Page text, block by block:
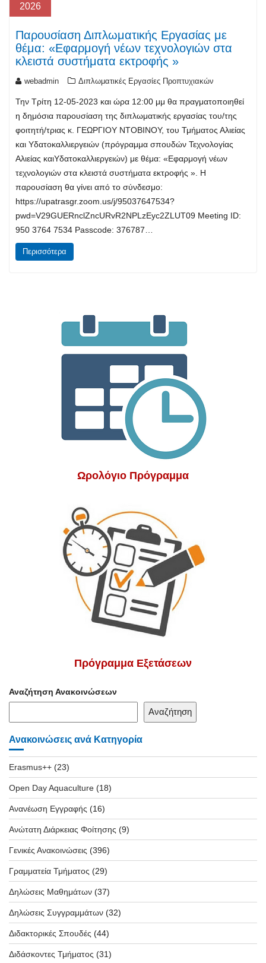
2026
Παρουσίαση Διπλωματικής Εργασίας με
θέμα: «Εφαρμογή νέων τεχνολογιών στα
κλειστά συστήματα εκτροφής »
webadmin Διπλωματικές Εργασίες Προπτυχιακών
Την Τρίτη 12-05-2023 και ώρα 12:00 μμ θα πραγματοποιηθεί
η δημόσια παρουσίαση της διπλωματικής εργασίας του/της
φοιτητή/τριας κ. ΓΕΩΡΓΙΟΥ ΝΤΟΒΙΝΟΥ, του Τμήματος Αλιείας
και Υδατοκαλλιεργειών (πρόγραμμα σπουδών Τεχνολογίας
Αλιείας καιΥδατοκαλλιεργειών) με θέμα: «Εφαρμογή νέων
τεχνολογιών στα κλειστά συστήματα εκτροφής ». Η
παρουσίαση θα γίνει από το σύνδεσμο:
https://upatrasgr.zoom.us/j/95037647534?
pwd=V29GUERnclZncURvR2NPLzEyc2ZLUT09 Meeting ID:
950 3764 7534 Passcode: 376787…
Περισσότερα
Ωρολόγιο Πρόγραμμα
Πρόγραμμα Εξετάσεων
Αναζήτηση Ανακοινώσεων
Αναζήτηση
Ανακοινώσεις ανά Κατηγορία
Erasmus++ (23)
Open Day Aquaculture (18)
Ανανέωση Εγγραφής (16)
Ανώτατη Διάρκειας Φοίτησης (9)
Γενικές Ανακοινώσεις (396)
Γραμματεία Τμήματος (29)
Δηλώσεις Μαθημάτων (37)
Δηλώσεις Συγγραμμάτων (32)
Διδακτορικές Σπουδές (44)
Διδάσκοντες Τμήματος (31)